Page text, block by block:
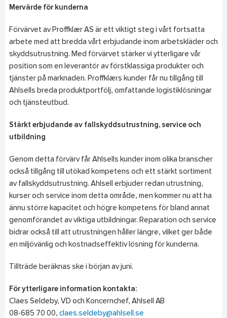
Mervärde för kunderna
Förvärvet av Proffklær AS är ett viktigt steg i vårt fortsatta
arbete med att bredda vårt erbjudande inom arbetskläder och
skyddsutrustning. Med förvärvet stärker vi ytterligare vår
position som en leverantör av förstklassiga produkter och
tjänster på marknaden. Proffklærs kunder får nu tillgång till
Ahlsells breda produktportfölj, omfattande logistiklösningar
och tjänsteutbud.
Stärkt erbjudande av fallskyddsutrustning, service och
utbildning
Genom detta förvärv får Ahlsells kunder inom olika branscher
också tillgång till utökad kompetens och ett stärkt sortiment
av fallskyddsutrustning. Ahlsell erbjuder redan utrustning,
kurser och service inom detta område, men kommer nu att ha
ännu större kapacitet och högre kompetens för bland annat
genomförandet av viktiga utbildningar. Reparation och service
bidrar också till att utrustningen håller längre, vilket ger både
en miljövänlig och kostnadseffektiv lösning för kunderna.
Tillträde beräknas ske i början av juni.
För ytterligare information kontakta:
Claes Seldeby, VD och Koncernchef, Ahlsell AB
08-685 70 00, claes.seldeby@ahlsell.se